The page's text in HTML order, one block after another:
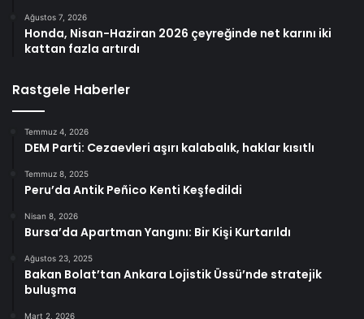
Ağustos 7, 2026
Honda, Nisan-Haziran 2026 çeyreğinde net karını iki
kattan fazla artırdı
Rastgele Haberler
Temmuz 4, 2026
DEM Parti: Cezaevleri aşırı kalabalık, haklar kısıtlı
Temmuz 8, 2025
Peru’da Antik Peñico Kenti Keşfedildi
Nisan 8, 2026
Bursa’da Apartman Yangını: Bir Kişi Kurtarıldı
Ağustos 23, 2025
Bakan Bolat’tan Ankara Lojistik Üssü’nde stratejik
buluşma
Mart 2, 2026